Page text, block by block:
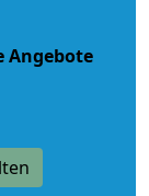
Angebote